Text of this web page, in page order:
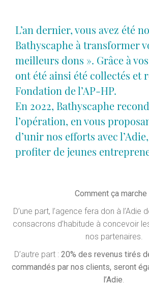
L’an dernier, vous avez été
Bathyscaphe à transformer
meilleurs dons ». Grâce à
ont été ainsi été collectés et
Fondation de l’AP-HP.
En 2022, Bathyscaphe
l’opération, en vous
d’unir nos efforts avec
profiter de jeunes
Comment ça marche
D’une part, l’agence fera don à l’Adie
consacrons d’habitude à concevoir
nos partenaires.
D’autre part : 20% des revenus tirés
commandés par nos clients, seront
l’Adie.